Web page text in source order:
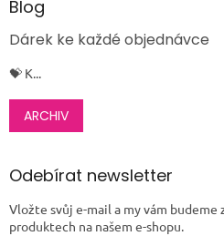
Blog
Dárek ke každé objednávce
💝 K...
ARCHIV
Odebírat newsletter
Vložte svůj e-mail a my vám
produktech na našem e-shopu.